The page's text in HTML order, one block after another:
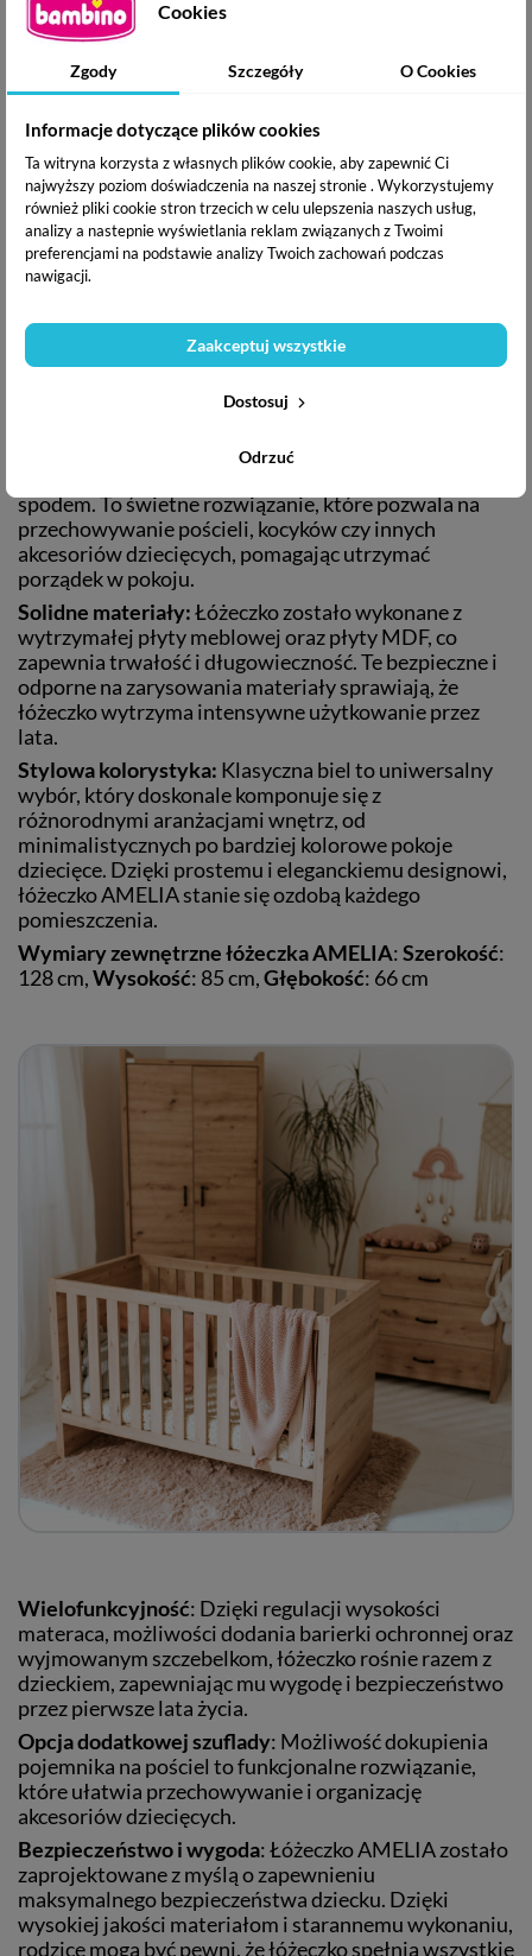
Opcja barierki ochronnej:
ochronna to doskonałe rozwiązanie dla dzieci, które
zaczynają samodzielnie wstawać z łóżka. Barierka
wypadnięciem, a jednocześnie daje dziecku większą
swobodę ruchów. Barierkę można łatwo zamontować
i zdemontować, dostosowując łóżeczko do aktualnych
potrzeb dziecka.
Wyjmowane szczebelki:Łóżeczko AMELIA zostało
wyposażone w wyjmowane szczebelki, które
wychodzenie z łóżeczka. To niezwykle praktyczne
rozwiązanie, które ułatwia przejście od łóżeczka dla
niemowląt do samodzielnego spania, jednocześnie
zapewniając dziecku bezpieczeństwo.
oferuje również możliwość dokupienia szuflady lub
spodem. To świetne rozwiązanie, które pozwala na
przechowywanie pościeli, kocyków czy innych
akcesoriów dziecięcych, pomagając utrzymać
porządek w pokoju.
Solidne materiały:Łóżeczko zostało wykonane z
wytrzymałej płyty meblowej oraz płyty MDF, co
zapewnia trwałość i długowieczność. Te bezpieczne i
odporne na zarysowania materiały sprawiają, że
łóżeczko wytrzyma intensywne użytkowanie przez
lata.
Stylowa kolorystyka: Klasyczna biel to uniwersalny
wybór, który doskonale komponuje się z
różnorodnymi aranżacjami wnętrz, od
minimalistycznych po bardziej kolorowe pokoje
dziecięce. Dzięki prostemu i eleganckiemu designowi,
łóżeczko AMELIA stanie się ozdobą każdego
pomieszczenia.
Wymiary zewnętrzne łóżeczka AMELIA:Szerokość:
128 cm,Wysokość: 85 cm,Głębokość: 66 cm
Wielofunkcyjność: Dzięki regulacji wysokości
materaca, możliwości dodania barierki ochronnej oraz
wyjmowanym szczebelkom, łóżeczko rośnie razem z
dzieckiem, zapewniając mu wygodę i bezpieczeństwo
przez pierwsze lata życia.
Opcja dodatkowej szuflady: Możliwość dokupienia
pojemnika na pościel to funkcjonalne rozwiązanie,
które ułatwia przechowywanie i organizację
akcesoriów dziecięcych.
Bezpieczeństwo i wygoda: Łóżeczko AMELIA zostało
zaprojektowane z myślą o zapewnieniu
maksymalnego bezpieczeństwa dziecku. Dzięki
wysokiej jakości materiałom i starannemu wykonaniu,
rodzice mogą być pewni, że łóżeczko spełnia wszystkie
Cookies
Zgody Szczegóły O Cookies
Informacje dotyczące plików cookies
Ta witryna korzysta z własnych plików cookie, aby zapewnić Ci
najwyższy poziom doświadczenia na naszej stronie . Wykorzystujemy
również pliki cookie stron trzecich w celu ulepszenia naszych usług,
analizy a nastepnie wyświetlania reklam związanych z Twoimi
preferencjami na podstawie analizy Twoich zachowań podczas
nawigacji.
Odrzuć
Dostosuj
Zaakceptuj wszystkie